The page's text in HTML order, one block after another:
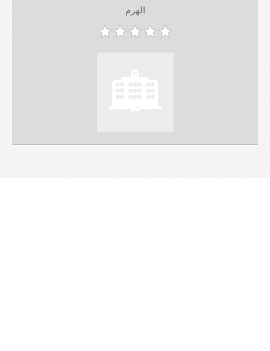
الهرم